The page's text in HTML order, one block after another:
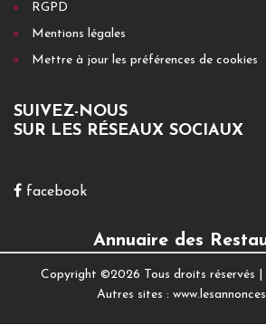
RGPD
Mentions légales
Mettre à jour les préférences de cookies
SUIVEZ-NOUS
SUR LES RÉSEAUX SOCIAUX
facebook
Annuaire des
Copyright ©2026 Tous droits réservés |
Autres sites :